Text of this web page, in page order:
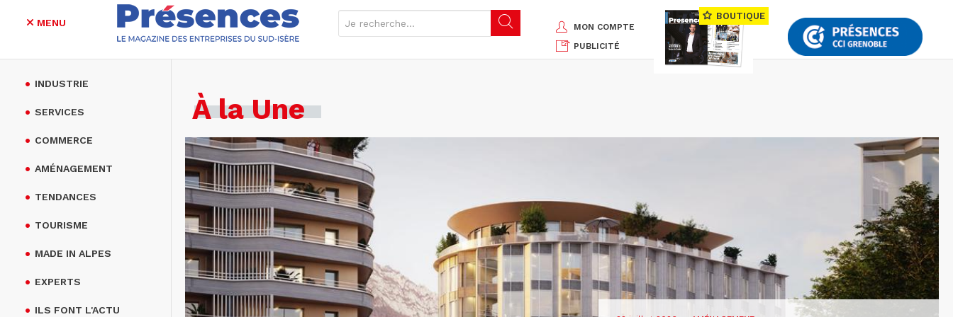
MENU
MON COMPTE
PUBLICITÉ
BOUTIQUE
INDUSTRIE
SERVICES
COMMERCE
AMÉNAGEMENT
TENDANCES
TOURISME
MADE IN ALPES
EXPERTS
ILS FONT L'ACTU
À la Une